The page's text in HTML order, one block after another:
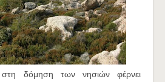
δόμηση των νησιών φέρνει